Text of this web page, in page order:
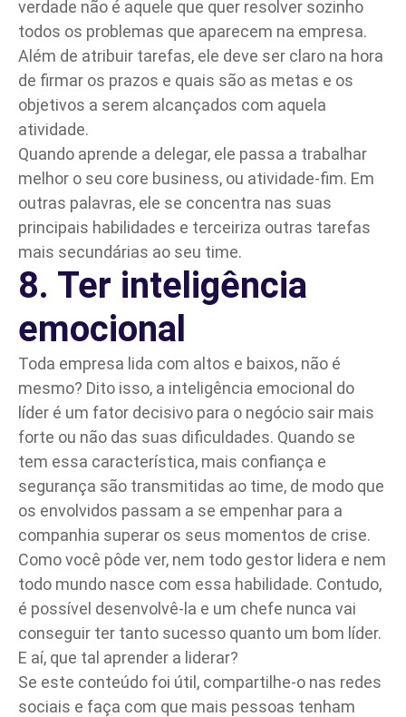
verdade não é aquele que quer resolver sozinho
todos os problemas que aparecem na empresa.
Além de atribuir tarefas, ele deve ser claro na hora
de firmar os prazos e quais são as metas e os
objetivos a serem alcançados com aquela
atividade.
Quando aprende a delegar, ele passa a trabalhar
melhor o seu core business, ou atividade-fim. Em
outras palavras, ele se concentra nas suas
principais habilidades e terceiriza outras tarefas
mais secundárias ao seu time.
8. Ter inteligência
emocional
Toda empresa lida com altos e baixos, não é
mesmo? Dito isso, a inteligência emocional do
líder é um fator decisivo para o negócio sair mais
forte ou não das suas dificuldades. Quando se
tem essa característica, mais confiança e
segurança são transmitidas ao time, de modo que
os envolvidos passam a se empenhar para a
companhia superar os seus momentos de crise.
Como você pôde ver, nem todo gestor lidera e nem
todo mundo nasce com essa habilidade. Contudo,
é possível desenvolvê-la e um chefe nunca vai
conseguir ter tanto sucesso quanto um bom líder.
E aí, que tal aprender a liderar?
Se este conteúdo foi útil, compartilhe-o nas redes
sociais e faça com que mais pessoas tenham